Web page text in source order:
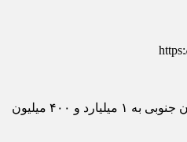
تعهدات مالی مولدسازی خراسان جنوبی به ۱ میلیارد و ۴۰۰ میلیون